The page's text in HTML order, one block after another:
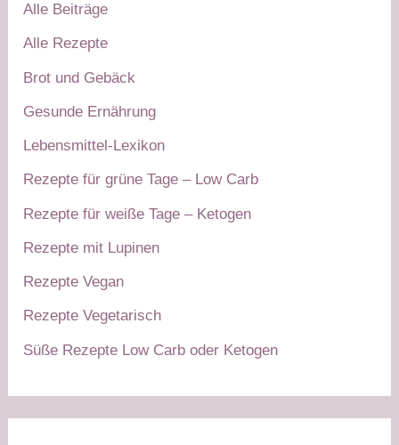
Alle Beiträge
Alle Rezepte
Brot und Gebäck
Gesunde Ernährung
Lebensmittel-Lexikon
Rezepte für grüne Tage – Low Carb
Rezepte für weiße Tage – Ketogen
Rezepte mit Lupinen
Rezepte Vegan
Rezepte Vegetarisch
Süße Rezepte Low Carb oder Ketogen